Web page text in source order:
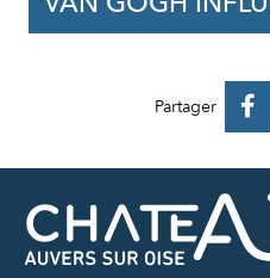
Partager 